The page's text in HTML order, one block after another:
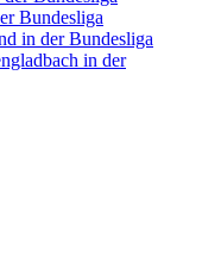
Bundesliga
in der Bundesliga
in der